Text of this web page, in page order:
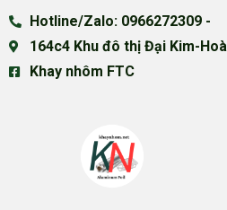
Hotline/Zalo: 0966272309 -
164c4 Khu đô thị Đại Kim-
Khay nhôm FTC